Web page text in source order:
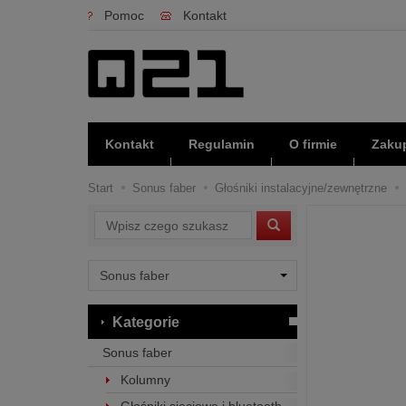
Pomoc Kontakt
Kontakt Regulamin O firmie
Start Sonus faber Głośniki instalacyjne/zewnętrzne
Wyszukaj
Kategorie
Sonus faber
Kolumny